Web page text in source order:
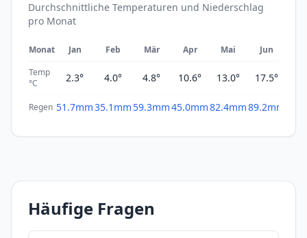
Durchschnittliche Temperaturen und Niederschlag
pro Monat
Monat Jan Feb Mär Apr Mai Jun
Temp
°C
2.3° 4.0° 4.8° 10.6° 13.0° 17.5°
Regen 51.7mm35.1mm 59.3mm45.0mm82.4mm89.2mm
Häufige Fragen